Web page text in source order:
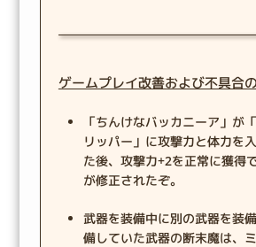
ゲームプレイ改善および不具合
「ちんけなバッカニーア」が
リッパー」に攻撃力と体力を
た後、攻撃力+2を正常に獲得
が修正されたぞ。
武器を装備中に別の武器を装
備していた武器の断末魔は、